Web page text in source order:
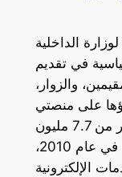
الداخلية
في تقديم
والزوار،
على منصتي
“أبشر أفراد” و”أبشر أعمال” أكثر من 7.7 مليون
عملية خلال شهر يوليو. منذ تأسيسها في عام 2010،
الإلكترونية